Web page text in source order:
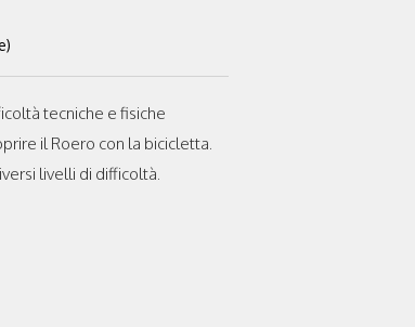
tecniche e fisiche
il Roero con la bicicletta.
livelli di difficoltà.